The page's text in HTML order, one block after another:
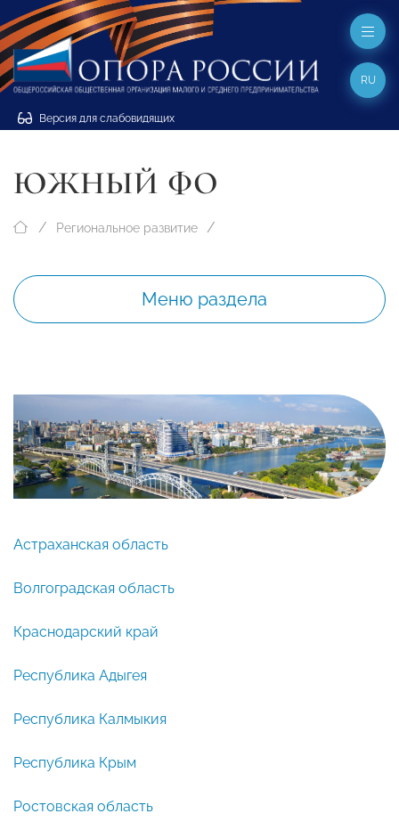
Версия для слабовидящих
RU
ЮЖНЫЙ ФО
Региональное развитие
Меню раздела
Астраханская область
Волгоградская область
Краснодарский край
Республика Адыгея
Республика Калмыкия
Республика Крым
Ростовская область